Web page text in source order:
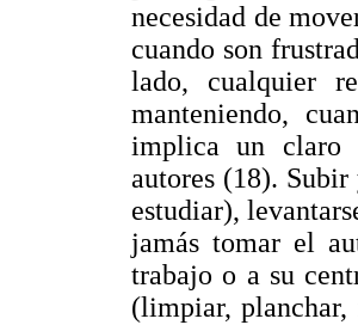
necesidad de
cuando son
lado, cualquier
manteniendo,
implica un claro
autores (18).
estudiar),
jamás tomar el
trabajo o a su
(limpiar,